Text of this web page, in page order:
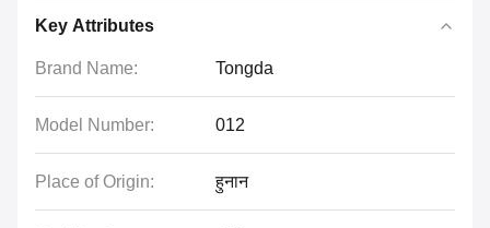
Key Attributes
Brand Name: Tongda
Model Number: 012
Place of Origin: हुनान